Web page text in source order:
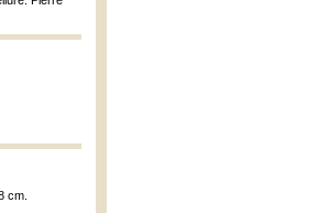
cm.